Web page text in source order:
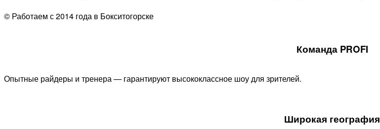
© Работаем с 2014 года в Бокситогорске
Команда PROFI
Опытные райдеры и тренера — гарантируют высококлассное шоу для зрителей.
Широкая география